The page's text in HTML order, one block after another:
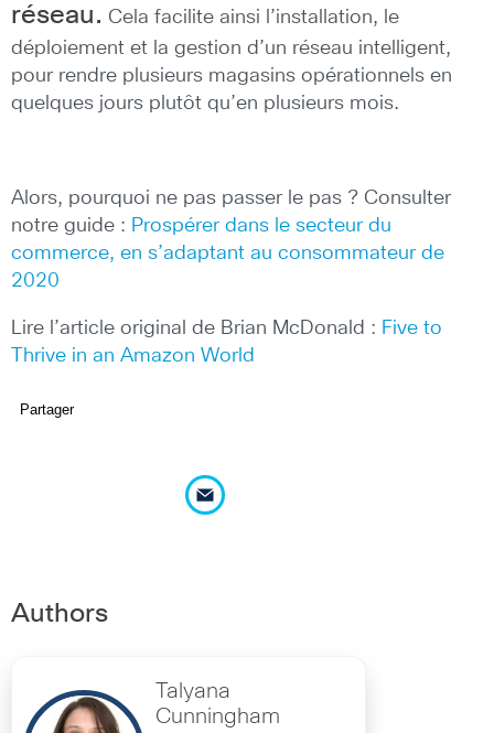
réseau. Cela facilite ainsi l’installation, le
déploiement et la gestion d’un réseau intelligent,
pour rendre plusieurs magasins opérationnels en
quelques jours plutôt qu’en plusieurs mois.
Alors, pourquoi ne pas passer le pas ? Consulter
notre guide : Prospérer dans le secteur du
commerce, en s’adaptant au consommateur de
2020
Lire l’article original de Brian McDonald : Five to
Thrive in an Amazon World
Partager
Authors
Talyana
Cunningham